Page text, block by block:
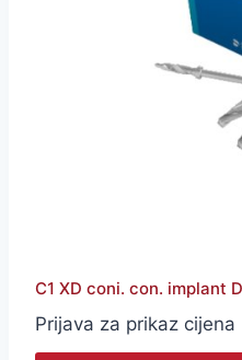
C1 XD coni. con. implant
Prijava za prikaz cijena